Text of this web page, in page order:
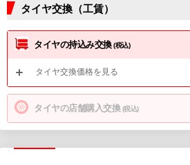
タイヤ交換（工賃）
タイヤの持込み交換(税込)
タイヤ交換価格を見る
タイヤの店舗購入交換(税込)